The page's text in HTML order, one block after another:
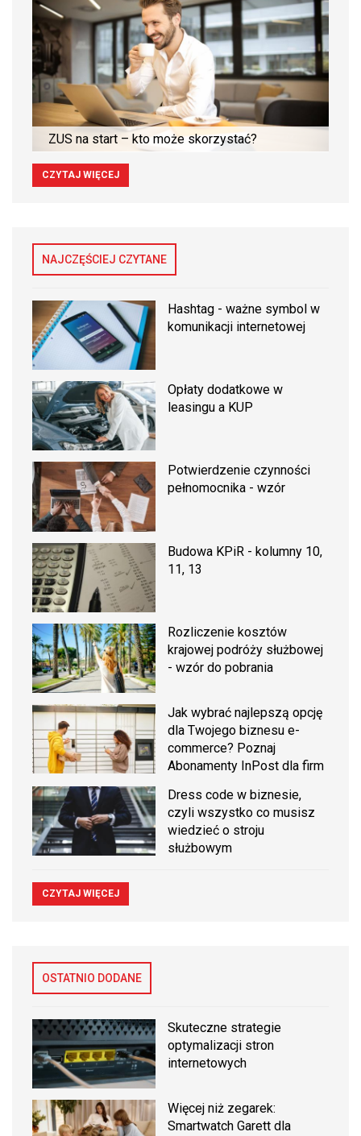
ZUS na start – kto może skorzystać?
CZYTAJ WIĘCEJ
NAJCZĘŚCIEJ CZYTANE
Hashtag - ważne symbol w
komunikacji internetowej
Opłaty dodatkowe w
leasingu a KUP
Potwierdzenie czynności
pełnomocnika - wzór
Budowa KPiR - kolumny 10,
11, 13
Rozliczenie kosztów
krajowej podróży służbowej
- wzór do pobrania
Jak wybrać najlepszą opcję
dla Twojego biznesu e-
commerce? Poznaj
Abonamenty InPost dla firm
Dress code w biznesie,
czyli wszystko co musisz
wiedzieć o stroju
służbowym
CZYTAJ WIĘCEJ
OSTATNIO DODANE
Skuteczne strategie
optymalizacji stron
internetowych
Więcej niż zegarek:
Smartwatch Garett dla